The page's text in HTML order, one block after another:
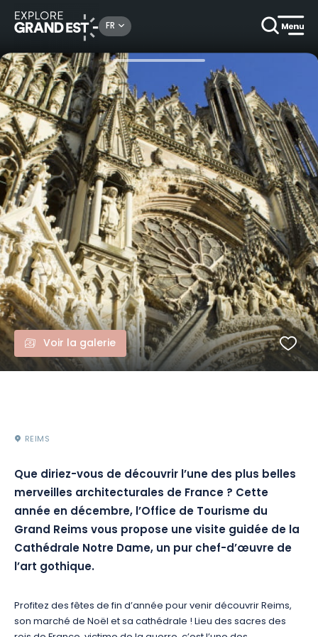
FR
En ville Visite guidée : la cathédrale Notre-Dame, merveille gothique
Voir la galerie
REIMS
Que diriez-vous de découvrir l’une des plus belles
merveilles architecturales de France ? Cette
année en décembre, l’Office de Tourisme du
Grand Reims vous propose une visite guidée de la
Cathédrale Notre Dame, un pur chef-d’œuvre de
l’art gothique.
Profitez des fêtes de fin d’année pour venir découvrir Reims,
son marché de Noël et sa cathédrale ! Lieu des sacres des